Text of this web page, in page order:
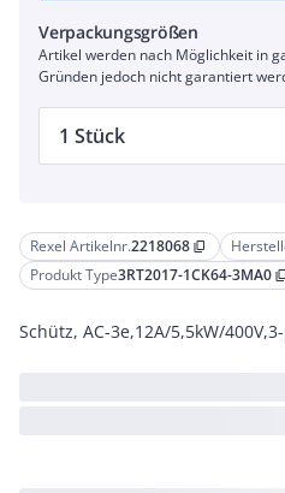
Rexel Artikelnr.2218068 content_copy
Produkt Type3RT2017-1CK64-3MA0 content_copy
Schütz, AC-3e,12A/5,5kW/
Verpackungsgrößen
Artikel werden nach Möglichkeit in
Gründen jedoch nicht garantiert
1 Stück